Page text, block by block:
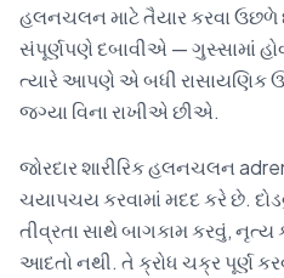
હલનચલન માટે તૈયાર કરવા
સંપૂર્ણપણે દબાવીએ — ગુસ્સામાં
ત્યારે આપણે એ બધી રાસાયણિક
જગ્યા વિના રાખીએ છીએ.
જોરદાર શારીરિક હલનચલન
ચયાપચય કરવામાં મદદ કરે છે.
તીવ્રતા સાથે બાગકામ કરવું,
આદતો નથી. તે ક્રોધ ચક્ર પૂર્ણ